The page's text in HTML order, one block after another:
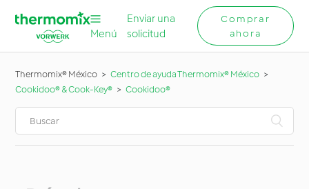
Menú
Enviar una
solicitud
Comprar
ahora
Thermomix® México
Centro de ayuda Thermomix® México
Cookidoo® & Cook-Key®
Cookidoo®